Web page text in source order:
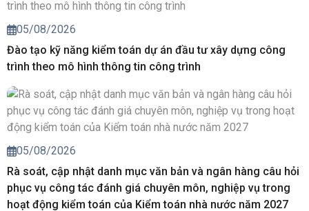
05/08/2026
Đào tạo kỹ năng kiểm toán dự án đầu tư xây dựng công
trình theo mô hình thông tin công trình
05/08/2026
Rà soát, cập nhật danh mục văn bản và ngân hàng câu hỏi
phục vụ công tác đánh giá chuyên môn, nghiệp vụ trong
hoạt động kiểm toán của Kiểm toán nhà nước năm 2027